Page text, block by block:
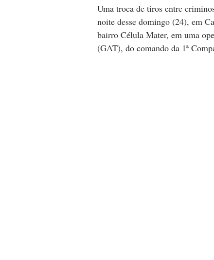
Uma troca de tiros entre
noite desse domingo (24), em
bairro Célula Mater, em uma
(GAT), do comando da 1ª